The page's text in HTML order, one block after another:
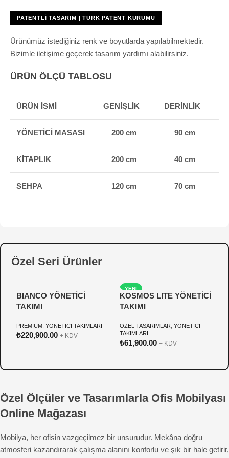
PATENTLI TASARIM | TÜRK PATENT KURUMU
Ürünümüz istediğiniz renk ve boyutlarda yapılabilmektedir.
Bizimle iletişime geçerek tasarım yardımı alabilirsiniz.
ÜRÜN ÖLÇÜ TABLOSU
ÜRÜN İSMİ GENİŞLİK DERİNLİK
YÖNETİCİ MASASI 200 cm 90 cm
KİTAPLIK 200 cm 40 cm
SEHPA 120 cm 70 cm
Özel Seri Ürünler
BIANCO YÖNETİCİ
TAKIMI
PREMIUM YÖNETİCİ TAKIMLARI
₺220,900.00 + KDV
YENI
KOSMOS LITE YÖNETİCİ
TAKIMI
ÖZEL TASARIMLAR YÖNETİCİ
TAKIMLARI
₺61,900.00 + KDV
Özel Ölçüler ve Tasarımlarla Ofis Mobilyası
Online Mağazası
Mobilya, her ofisin vazgeçilmez bir unsurudur. Mekâna doğru
atmosferi kazandırarak çalışma alanını konforlu ve şık bir hale getirir,